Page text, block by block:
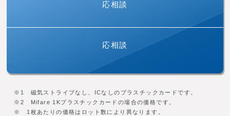
応相談
応相談
※1 磁気ストライプなし、ICなしのプラスチックカードです。
※2 Mifare 1Kプラスチックカードの場合の価格です。
※ 1枚あたりの価格はロット数により異なります。